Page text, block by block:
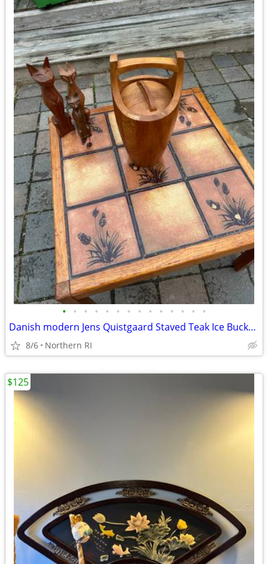
• • • • • • • • • • • • • •
Danish modern Jens Quistgaard Staved Teak Ice Bucket Dansk A457
8/6 Northern RI
$125